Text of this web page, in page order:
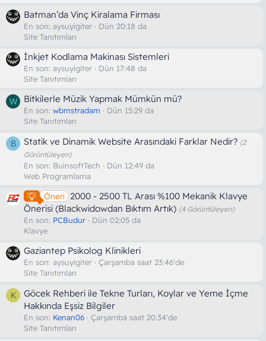
Batman’da Vinç Kiralama Firması
En son: aysuyigiter
Dün 20:18 da
Site Tanıtımları
İnkjet Kodlama Makinası Sistemleri
En son: aysuyigiter
Dün 17:48 da
Site Tanıtımları
W Bitkilerle Müzik Yapmak Mümkün mü?
En son: wbmstradam
Dün 15:29 da
Site Tanıtımları
B Statik ve Dinamik Website Arasındaki Farklar Nedir? (2
Görüntüleyen)
En son: BuinsoftTech
Dün 12:49 da
Web Programlama
Öneri
2000 - 2500 TL Arası %100 Mekanik Klavye
Önerisi (Blackwidowdan Bıktım Artık) (4 Görüntüleyen)
En son: PCBudur
Dün 02:05 da
Klavye
Gaziantep Psikolog Klinikleri
En son: aysuyigiter
Çarşamba saat 23:46'de
Site Tanıtımları
K
Göcek Rehberi ile Tekne Turları, Koylar ve Yeme İçme
Hakkında Eşsiz Bilgiler
En son: Kenan06
Çarşamba saat 20:34'de
Site Tanıtımları